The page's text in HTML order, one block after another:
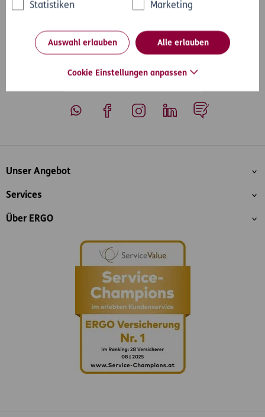
Statistiken
Marketing
Auswahl erlauben Alle erlauben
Cookie Einstellungen anpassen
Inhaltsübersicht
Unser Angebot
Services
Über ERGO